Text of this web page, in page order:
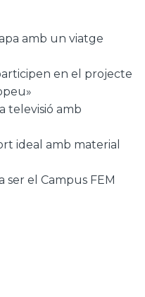
amb un viatge
en el projecte
televisió amb
ideal amb material
ser el Campus FEM